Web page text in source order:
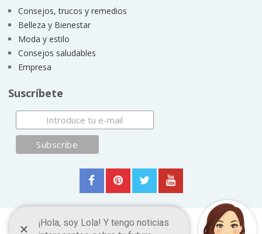
Consejos, trucos y remedios
Belleza y Bienestar
Moda y estilo
Consejos saludables
Empresa
Suscríbete